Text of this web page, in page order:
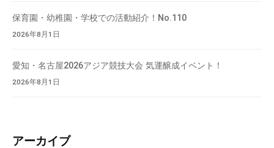
保育園・幼稚園・学校での活動紹介！No.110
2026年8月1日
愛知・名古屋2026アジア競技大会 気運醸成イベント！
2026年8月1日
アーカイブ